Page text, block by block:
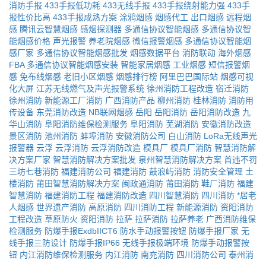
消防手报 433手报低功耗 433无线手报 433手报绕射能力强 433手
报性价比高 433手报成熟方案 涂鸦烟感 烟感代工 出口烟感 远程烟
感 腾讯云智慧烟感 感烟探测器 多通信协议智能烟感 多通信协议智
能烟感价格 声光报警 养老院烟感 微信报警烟感 多通信协议智能烟
感厂家 多通信协议智能烟感批发 烟感数据平台 消防联动 海外烟感
FBA 多通信协议智能烟感安装 智能家居烟感 工业烟感 短信报警烟
感 免布线烟感 老旧小区烟感 烟感排行榜 阿里巴巴国际站 烟感可视
化大屏 江苏无线燃气及声光报警系统 徐州消防工程改造 宿迁消防
徐州消防 新能源工厂消防 广西消防产品 柳州消防 桂林消防 消防用
传设备 东莞消防改造 NB联网烟感 岳阳 岳阳消防 岳阳消防改造 九
华山消防 阜阳消防维保检测服务 阜阳消防 芜湖消防 安徽消防改造
景区消防 池州消防 蚌埠消防 安徽消防公司 白山消防 LoRa无线声光
报警器 云浮 云浮消防 云浮消防改造 模具厂 模具厂消防 智慧消防解
决方案厂家 智慧消防解决方案批发 泉州智慧消防解决方案 首违不罚
三坊七巷消防 福建消防公司 福建消防 鼓浪屿消防 消防安全管理 土
楼消防 莆田智慧消防解决方案 闽政通消防 莆田消防 鞋厂消防 福建
智慧消防 福建消防工程 福建消防改造 四川智慧消防 四川消防 *居老
人烟感 世界遗产消防 高原消防 四川消防工程 新能源消防 资阳消防
工程改造 草原防火 资阳消防 拉萨 拉萨消防 拉萨养老 广西消防维保
检测服务 防爆手报ExdbIICT6 防水手动报警按钮 防爆手报厂家 无
线手报三防设计 防爆手报IP66 无线手报极端环境 防爆手动报警按
钮 内江消防维保检测服务 内江消防 南充消防 四川消防公司 泰州消